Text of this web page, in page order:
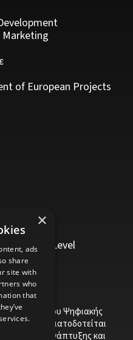
of European Projects
Coaching
Training Level
του Σχεδίου Ψηφιακής
και συγχρηματοδοτείται
Ανάπτυξης και
×
ads
share
site with
who
that